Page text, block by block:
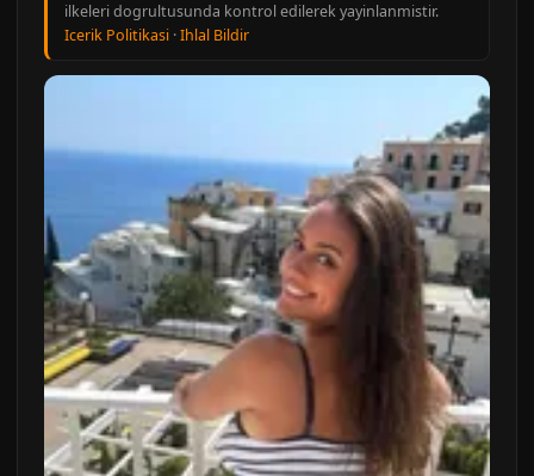
ilkeleri dogrultusunda kontrol edilerek yayinlanmistir.
Icerik Politikasi ·Ihlal Bildir